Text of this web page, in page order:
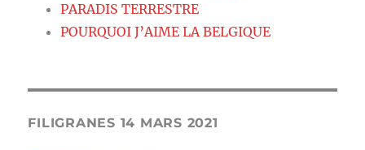
PARADIS TERRESTRE
POURQUOI J’AIME LA BELGIQUE
FILIGRANES 14 MARS 2021